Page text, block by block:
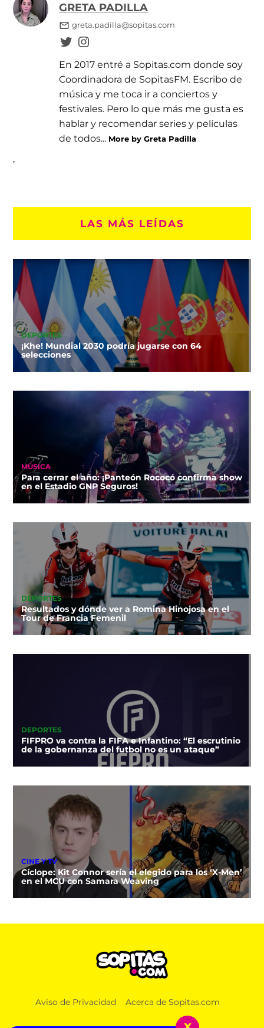
GRETA PADILLA
greta.padilla@sopitas.com
En 2017 entré a Sopitas.com donde soy
Coordinadora de SopitasFM. Escribo de
música y me toca ir a conciertos y
festivales. Pero lo que más me gusta es
hablar y recomendar series y películas
de todos... More by Greta Padilla
LAS MÁS LEÍDAS
DEPORTES
¡Khe! Mundial 2030 podría jugarse con 64
selecciones
MÚSICA
Para cerrar el año: ¡Panteón Rococó confirma show
en el Estadio GNP Seguros!
DEPORTES
Resultados y dónde ver a Romina Hinojosa en el
Tour de Francia Femenil
DEPORTES
FIFPRO va contra la FIFA e Infantino: “El escrutinio
de la gobernanza del futbol no es un ataque”
CINE Y TV
Cíclope: Kit Connor sería el elegido para los ‘X-Men’
en el MCU con Samara Weaving
Detienen a Ángel Aguirre, exgobernador de
Aviso de Privacidad Acerca de Sopitas.com